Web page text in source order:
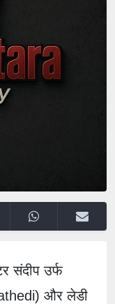
संदीप उर्फ
और लेडी